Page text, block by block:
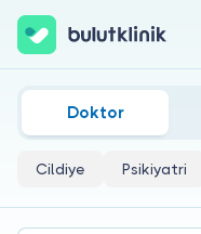
Hemen Kaydol
Nöroloji Doktorları
Doktor
Cildiye Psikiyatri